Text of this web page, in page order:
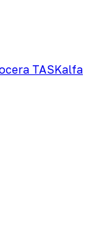
TASKalfa